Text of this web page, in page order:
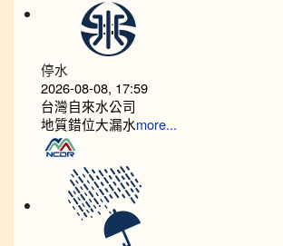
停水
2026-08-08, 17:59
台灣自來水公司
地質錯位大漏水more...